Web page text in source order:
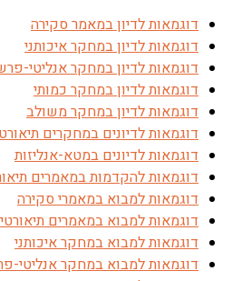
דוגמאות לדיון במאמר סקירה
דוגמאות לדיון במחקר איכותני
דוגמאות לדיון במחקר אנליטי-
דוגמאות לדיון במחקר כמותי
דוגמאות לדיון במחקר משולב
דוגמאות לדיונים במחקרים
דוגמאות לדיונים במטא-אנליזות
דוגמאות להקדמות במאמרים
דוגמאות למבוא במאמרי סקירה
דוגמאות למבוא במאמרים
דוגמאות למבוא במחקר איכותני
דוגמאות למבוא במחקר אנליטי-